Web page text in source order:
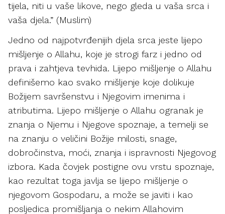
tijela, niti u vaše likove, nego gleda u vaša srca i
vaša djela.” (Muslim)
Jedno od najpotvrđenijih djela srca jeste lijepo
mišljenje o Allahu, koje je strogi farz i jedno od
prava i zahtjeva tevhida. Lijepo mišljenje o Allahu
definišemo kao svako mišljenje koje dolikuje
Božijem savršenstvu i Njegovim imenima i
atributima. Lijepo mišljenje o Allahu ogranak je
znanja o Njemu i Njegove spoznaje, a temelji se
na znanju o veličini Božije milosti, snage,
dobročinstva, moći, znanja i ispravnosti Njegovog
izbora. Kada čovjek postigne ovu vrstu spoznaje,
kao rezultat toga javlja se lijepo mišljenje o
njegovom Gospodaru, a može se javiti i kao
posljedica promišljanja o nekim Allahovim